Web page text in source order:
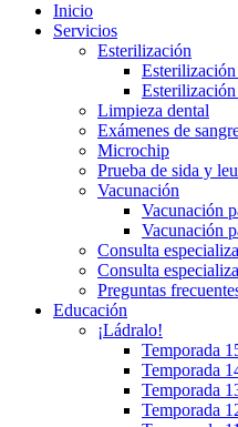
Inicio
Servicios
Esterilización
Esterilización
Limpieza dental
Exámenes de
Microchip
Prueba de sida y
Vacunación
Vacunación
Vacunación
Consulta
Consulta
Preguntas
Educación
¡Ládralo!
Temporada
Temporada
Temporada
Temporada